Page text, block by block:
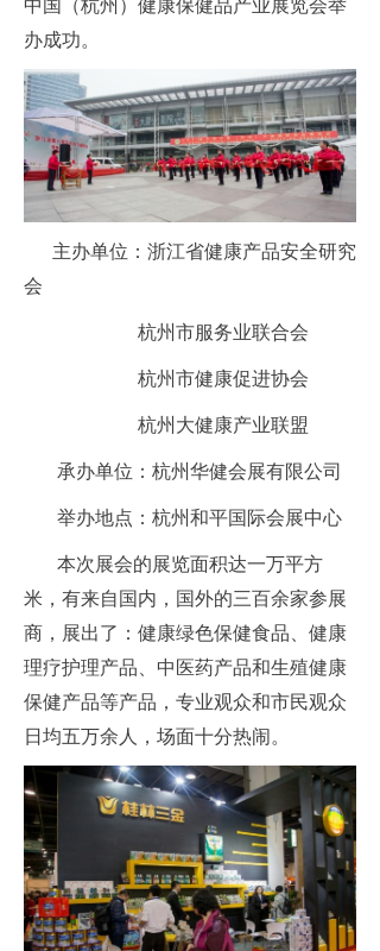
中国（杭州）健康保健品产业展览会举
办成功。
主办单位：浙江省健康产品安全研究
会
杭州市服务业联合会
杭州市健康促进协会
杭州大健康产业联盟
承办单位：杭州华健会展有限公司
举办地点：杭州和平国际会展中心
本次展会的展览面积达一万平方
米 ， 有来自国内，国外的三百余家参展
商，展出了：健康绿色保健食品、健康
理疗护理产品、中医药产品和生殖健康
保健产品等产品，专业观众和市民观众
日均五万余人，场面十分热闹。